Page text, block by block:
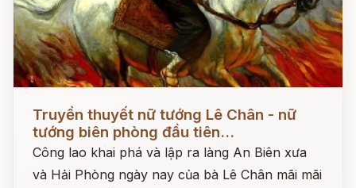
Đọc ngay
Truyền thuyết nữ tướng Lê Chân - nữ
tướng biên phòng đầu tiên...
Công lao khai phá và lập ra làng An Biên xưa
và Hải Phòng ngày nay của bà Lê Chân mãi mãi